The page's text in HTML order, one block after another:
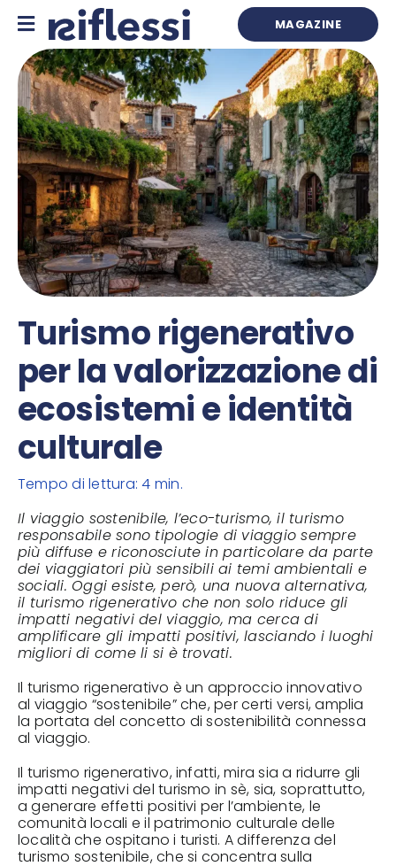
content
MAGAZINE
Turismo rigenerativo
per la valorizzazione di
ecosistemi e identità
culturale
Tempo di lettura: 4 min.
Il viaggio sostenibile, l’eco-turismo, il turismo
responsabile sono tipologie di viaggio sempre
più diffuse e riconosciute in particolare da parte
dei viaggiatori più sensibili ai temi ambientali e
sociali. Oggi esiste, però, una nuova alternativa,
il turismo rigenerativo che non solo riduce gli
impatti negativi del viaggio, ma cerca di
amplificare gli impatti positivi, lasciando i luoghi
migliori di come li si è trovati.
Il turismo rigenerativo è un approccio innovativo
al viaggio “sostenibile” che, per certi versi, amplia
la portata del concetto di sostenibilità connessa
al viaggio.
Il turismo rigenerativo, infatti, mira sia a ridurre gli
impatti negativi del turismo in sè, sia, soprattutto,
a generare effetti positivi per l’ambiente, le
comunità locali e il patrimonio culturale delle
località che ospitano i turisti. A differenza del
turismo sostenibile, che si concentra sulla